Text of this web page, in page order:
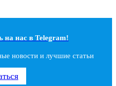
на наc в Telegram!
новости и лучшие статьи